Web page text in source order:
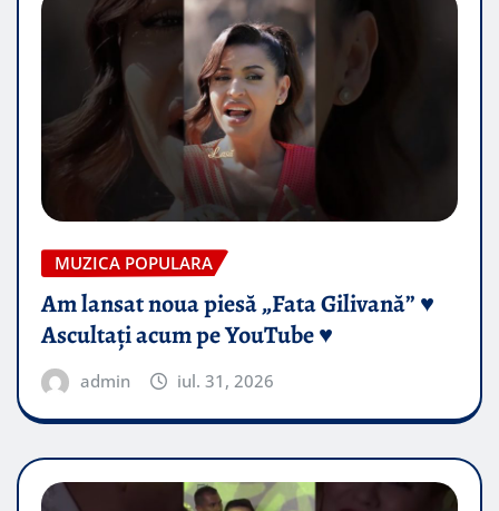
MUZICA POPULARA
Am lansat noua piesă „Fata Gilivană” ♥️
Ascultați acum pe YouTube ♥️
admin iul. 31, 2026